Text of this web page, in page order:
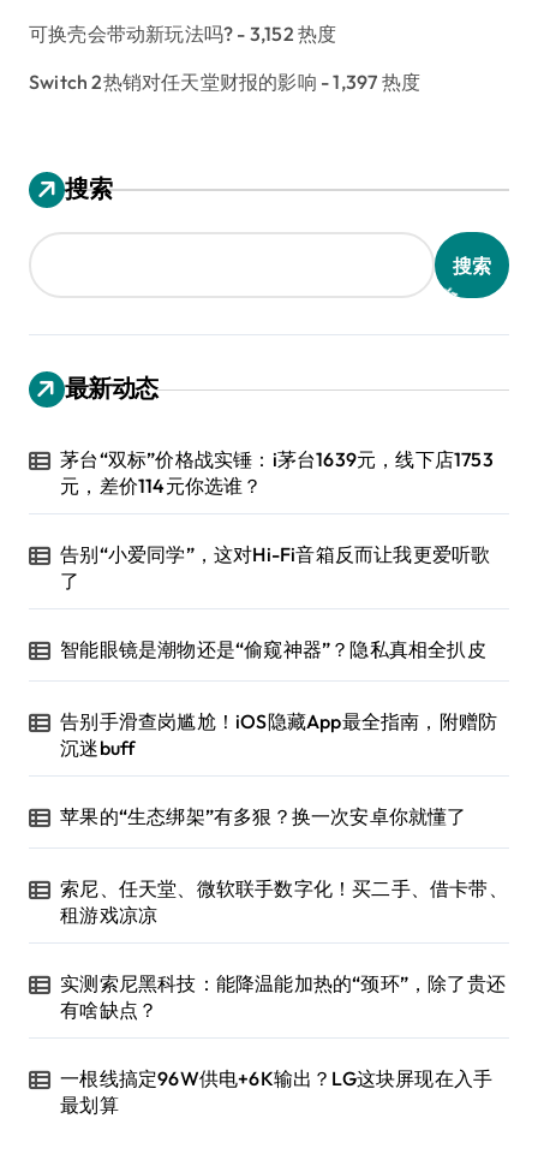
可换壳会带动新玩法吗? - 3,152 热度
Switch 2热销对任天堂财报的影响 - 1,397 热度
搜索
搜索
最新动态
茅台“双标”价格战实锤：i茅台1639元，线下店1753
元，差价114元你选谁？
告别“小爱同学”，这对Hi-Fi音箱反而让我更爱听歌
了
智能眼镜是潮物还是“偷窥神器”？隐私真相全扒皮
告别手滑查岗尴尬！iOS隐藏App最全指南，附赠防
沉迷buff
苹果的“生态绑架”有多狠？换一次安卓你就懂了
索尼、任天堂、微软联手数字化！买二手、借卡带、
租游戏凉凉
实测索尼黑科技：能降温能加热的“颈环”，除了贵还
有啥缺点？
一根线搞定96W供电+6K输出？LG这块屏现在入手
最划算